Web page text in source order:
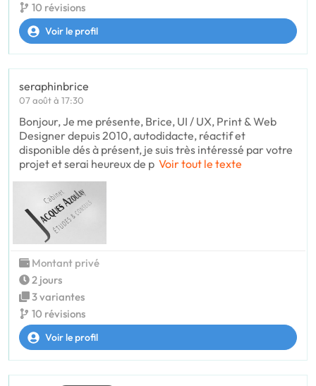
10 révisions
Voir le profil
seraphinbrice
07 août à 17:30
Bonjour, Je me présente, Brice, UI / UX, Print & Web
Designer depuis 2010, autodidacte, réactif et
disponible dés à présent, je suis très intéressé par votre
projet et serai heureux de p Voir tout le texte
Montant privé
2 jours
3 variantes
10 révisions
Voir le profil